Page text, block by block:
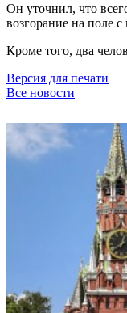
Он уточнил, что
возгорание на поле
Кроме того, два
Версия для печати
Все новости